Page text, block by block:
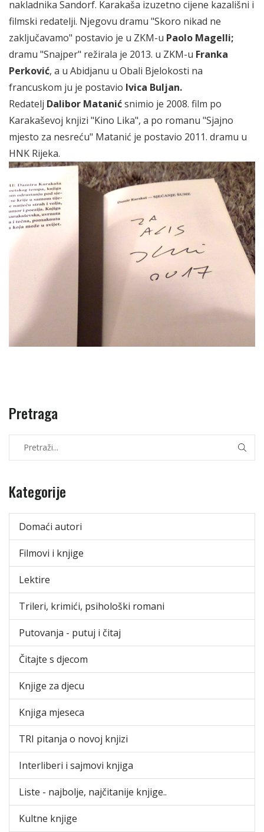
nakladnika Sandorf. Karakaša izuzetno cijene kazališni i
filmski redatelji. Njegovu dramu "Skoro nikad ne
zaključavamo" postavio je u ZKM-u Paolo Magelli;
dramu "Snajper" režirala je 2013. u ZKM-u Franka
Perković, a u Abidjanu u Obali Bjelokosti na
francuskom ju je postavio Ivica Buljan.
Redatelj Dalibor Matanićsnimio je 2008. film po
Karakaševoj knjizi "Kino Lika", a po romanu "Sjajno
mjesto za nesreću" Matanić je postavio 2011. dramu u
HNK Rijeka.
Pretraga
Kategorije
Domaći autori
Filmovi i knjige
Lektire
Trileri, krimići, psihološki romani
Putovanja - putuj i čitaj
Čitajte s djecom
Knjige za djecu
Knjiga mjeseca
TRI pitanja o novoj knjizi
Interliberi i sajmovi knjiga
Liste - najbolje, najčitanije knjige..
Kultne knjige